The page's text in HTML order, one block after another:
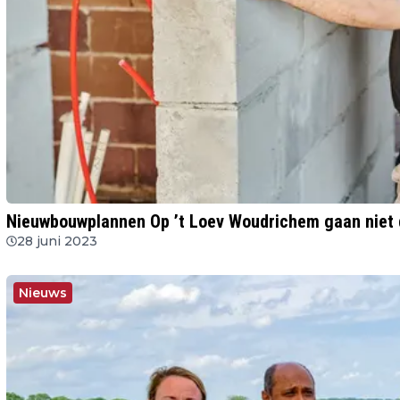
Nieuwbouwplannen Op ’t Loev Woudrichem gaan niet
28 juni 2023
Nieuws